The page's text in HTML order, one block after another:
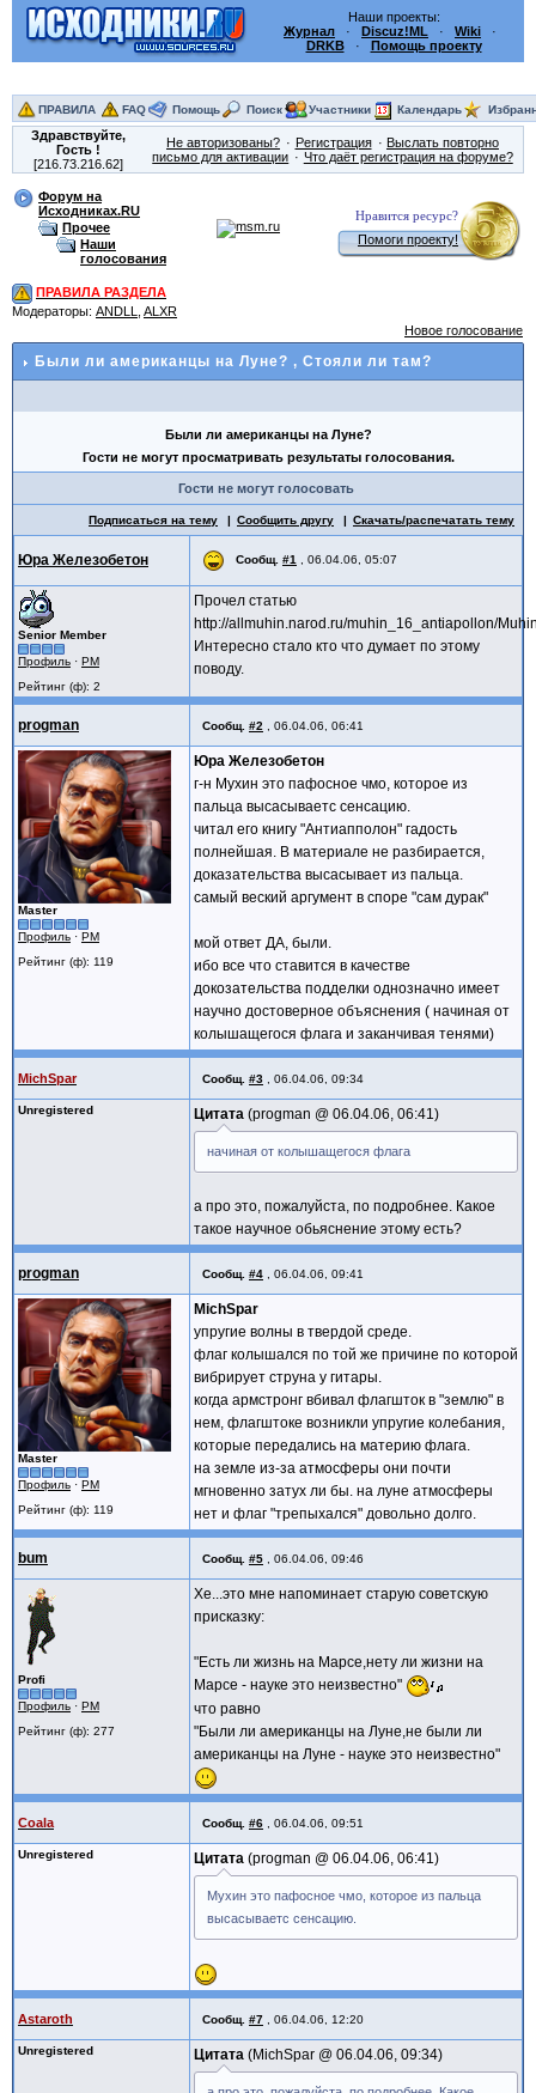
Наши проекты:
Журнал · Discuz!ML · Wiki ·
DRKB· Помощь проекту
ПРАВИЛА FAQ Помощь Поиск Участники Календарь
Здравствуйте,
Гость!
[216.73.216.62]
Не авторизованы? Регистрация
Выслать повторно
письмо для активации
Что даёт регистрация на форуме?
Форум на
Исходниках.RU
Прочее
Наши
голосования
Нравится ресурс?
Помоги проекту!
ПРАВИЛА РАЗДЕЛА
Модераторы: ANDLL
ALXR
Новое голосование
Были ли американцы на Луне? , Стояли ли там?
Были ли американцы на Луне?
Гости не могут просматривать результаты голосования.
Гости не могут голосовать
Подписаться на тему Сообщить другу Скачать/распечатать тему
Юра Железобетон Сообщ. #1 , 06.04.06, 05:07
Senior Member
Профиль · PM
Рейтинг (ф): 2
Прочел статью
http://allmuhin.narod.ru/muhin_16_antiapollon/
Интересно стало кто что думает по этому
поводу.
progman Сообщ. #2 06.04.06, 06:41
Master
Профиль · PM
Рейтинг (ф): 119
Юра Железобетон
г-н Мухин это пафосное чмо, которое из
пальца высасываетс сенсацию.
читал его книгу "Антиапполон" гадость
полнейшая. В материале не разбирается,
доказательства высасывает из пальца.
самый веский аргумент в споре "сам дурак"
мой ответ ДА, были.
ибо все что ставится в качестве
докозательства подделки однозначно имеет
научно достоверное объяснения ( начиная от
колышащегося флага и заканчивая тенями)
MichSpar Сообщ. #3 06.04.06, 09:34
Unregistered Цитата progman @ 06.04.06, 06:41
начиная от колышащегося флага
а про это, пожалуйста, по подробнее. Какое
такое научное обьяснение этому есть?
progman Сообщ. #4 06.04.06, 09:41
Master
Профиль · PM
Рейтинг (ф): 119
MichSpar
упругие волны в твердой среде.
флаг колышался по той же причине по которой
вибрирует струна у гитары.
когда армстронг вбивал флагшток в "землю" в
нем, флагштоке возникли упругие колебания,
которые передались на материю флага.
на земле из-за атмосферы они почти
мгновенно затух ли бы. на луне атмосферы
нет и флаг "трепыхался" довольно долго.
bum Сообщ. #5 06.04.06, 09:46
Profi
Профиль · PM
Рейтинг (ф): 277
Хе...это мне напоминает старую советскую
присказку:
"Есть ли жизнь на Марсе,нету ли жизни на
Марсе - науке это неизвестно"
что равно
"Были ли американцы на Луне,не были ли
американцы на Луне - науке это неизвестно"
Coala Сообщ. #6 06.04.06, 09:51
Unregistered Цитата progman @ 06.04.06, 06:41
Мухин это пафосное чмо, которое из пальца
высасываетс сенсацию.
Astaroth Сообщ. #7 06.04.06, 12:20
Unregistered Цитата MichSpar @ 06.04.06, 09:34